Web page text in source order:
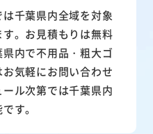
千葉県内全域を対象
。お見積もりは無料
内で不用品・粗大ゴ
気軽にお問い合わせ
ル次第では千葉県内
す。